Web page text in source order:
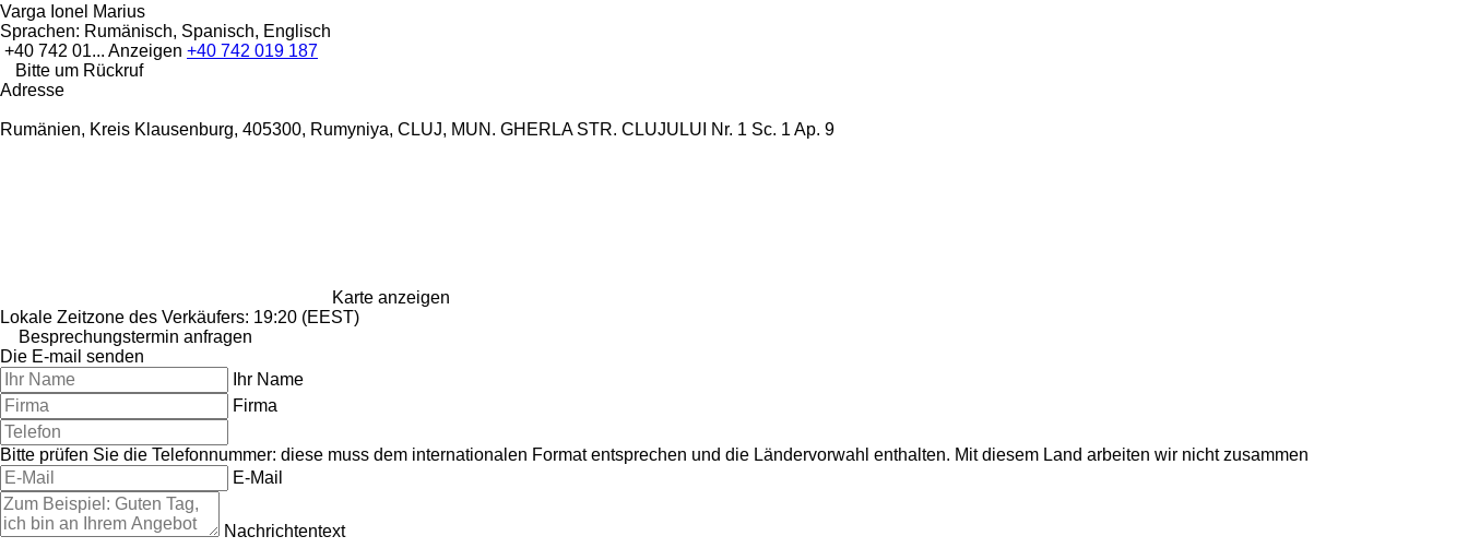
Varga Ionel Marius
Sprachen: Rumänisch, Spanisch, Englisch
+40 742 01... Anzeigen +40 742 019 187
Bitte um Rückruf
Adresse
Rumänien, Kreis Klausenburg, 405300, Rumyniya, CLUJ, MUN. GHERLA STR. CLUJULUI Nr. 1 Sc. 1 Ap. 9
Karte anzeigen
Lokale Zeitzone des Verkäufers: 19:20 (EEST)
Besprechungstermin anfragen
Die E-mail senden
Ihr Name
Firma
Bitte prüfen Sie die Telefonnummer: diese muss dem internationalen Format entsprechen und die Ländervorwahl enthalten. Mit diesem Land arbeiten wir nicht zusammen
E-Mail
Nachrichtentext